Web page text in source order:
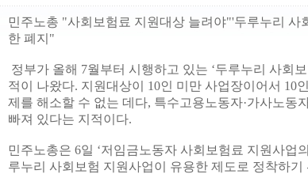
민주노총 "사회보험료 지원대상 늘려야"'두루누리
한 폐지"
정부가 올해 7월부터 시행하고 있는 ‘두루누리 사회
적이 나왔다. 지원대상이 10인 미만 사업장이어서 10
제를 해소할 수 없는 데다, 특수고용노동자·가사노동
빠져 있다는 지적이다.
민주노총은 6일 ‘저임금노동자 사회보험료 지원사업
루누리 사회보험 지원사업이 유용한 제도로 정착하